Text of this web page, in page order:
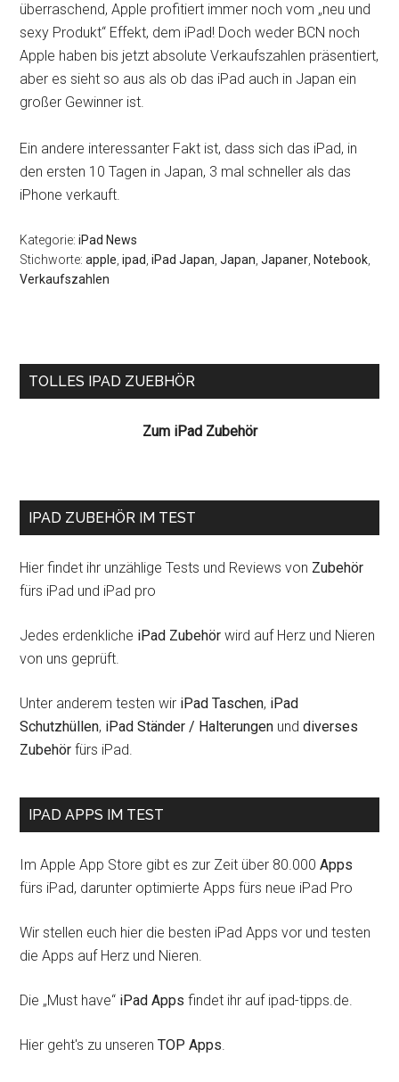
überraschend, Apple profitiert immer noch vom „neu und
sexy Produkt“ Effekt, dem iPad! Doch weder BCN noch
Apple haben bis jetzt absolute Verkaufszahlen präsentiert,
aber es sieht so aus als ob das iPad auch in Japan ein
großer Gewinner ist.
Ein andere interessanter Fakt ist, dass sich das iPad, in
den ersten 10 Tagen in Japan, 3 mal schneller als das
iPhone verkauft.
Kategorie:iPad News
Stichworte:apple ,ipad ,iPad Japan ,Japan ,Japaner Notebook
Verkaufszahlen
Seitenspalte
TOLLES IPAD ZUEBHÖR
Zum iPad Zubehör
IPAD ZUBEHÖR IM TEST
Hier findet ihr unzählige Tests und Reviews von Zubehör
fürs iPad und iPad pro
Jedes erdenkliche iPad Zubehör wird auf Herz und Nieren
von uns geprüft.
Unter anderem testen wir iPad Taschen, iPad
Schutzhüllen, iPad Ständer / Halterungen unddiverses
Zubehör fürs iPad.
IPAD APPS IM TEST
Im Apple App Store gibt es zur Zeit über 80.000Apps
fürs iPad, darunter optimierte Apps fürs neue iPad Pro
Wir stellen euch hier die besten iPad Apps vor und testen
die Apps auf Herz und Nieren.
Die „Must have“ iPad Apps findet ihr auf ipad-tipps.de.
Hier geht's zu unserenTOP Apps.